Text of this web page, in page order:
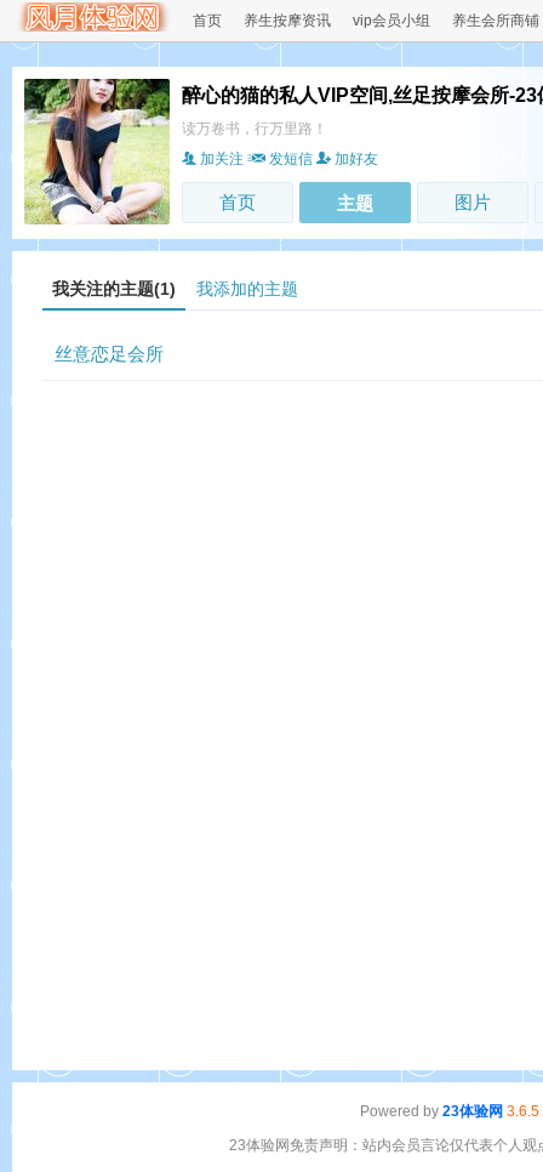
首页 养生按摩资讯 vip会员小组 养生会所商铺
醉心的猫的私人VIP空间,丝足按摩会所-23
读万卷书，行万里路！
加关注
发短信 加好友
首页 主题 图片
我关注的主题(1) 我添加的主题
丝意恋足会所
Powered by 23体验网 3.6.5
23体验网免责声明：站内会员言论仅代表个人